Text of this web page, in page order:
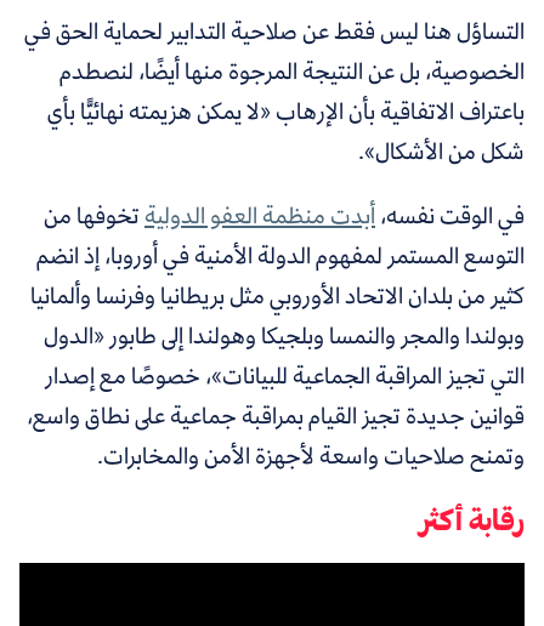
التساؤل هنا ليس فقط عن صلاحية التدابير لحماية الحق في
الخصوصية، بل عن النتيجة المرجوة منها أيضًا، لنصطدم
باعتراف الاتفاقية بأن الإرهاب «لا يمكن هزيمته نهائيًّا بأي
شكل من الأشكال».
في الوقت نفسه،أبدت منظمة العفو الدوليةتخوفها من
التوسع المستمر لمفهوم الدولة الأمنية في أوروبا، إذ انضم
كثير من بلدان الاتحاد الأوروبي مثل بريطانيا وفرنسا وألمانيا
وبولندا والمجر والنمسا وبلجيكا وهولندا إلى طابور «الدول
التي تجيز المراقبة الجماعية للبيانات»، خصوصًا مع إصدار
قوانين جديدةتجيز القيام بمراقبة جماعية على نطاق واسع،
وتمنح صلاحيات واسعة لأجهزة الأمن والمخابرات.
رقابة أكثر